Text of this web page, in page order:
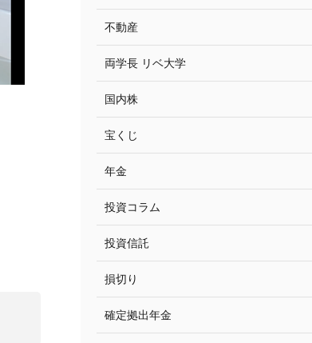
不動産
両学長 リベ大学
国内株
宝くじ
年金
投資コラム
投資信託
損切り
確定拠出年金